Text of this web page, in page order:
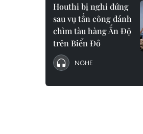
Houthi bị nghi đứng
sau vụ tấn công đánh
chìm tàu hàng Ấn Độ
trên Biển Đỏ
NGHE